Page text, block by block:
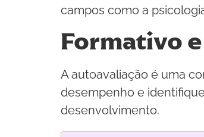
campos como a
Formativo
A autoavaliação é uma
desempenho e
desenvolvimento.